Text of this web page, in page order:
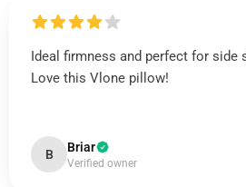
Ideal firmness and perfect for side
Love this Vlone pillow!
B Briar
Verified owner